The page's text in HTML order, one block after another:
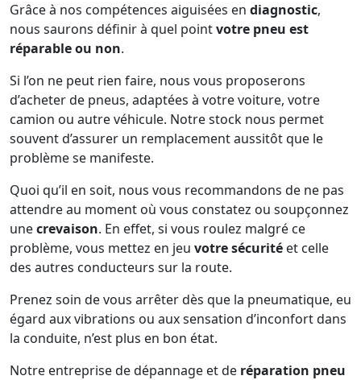
Grâce à nos compétences aiguisées en diagnostic,
nous saurons définir à quel pointvotre pneu est
réparable ou non.
Si l’on ne peut rien faire, nous vous proposerons
d’acheter de pneus, adaptées à votre voiture, votre
camion ou autre véhicule. Notre stock nous permet
souvent d’assurer un remplacement aussitôt que le
problème se manifeste.
Quoi qu’il en soit, nous vous recommandons de ne pas
attendre au moment où vous constatez ou soupçonnez
unecrevaison. En effet, si vous roulez malgré ce
problème, vous mettez en jeu votre sécurité et celle
des autres conducteurs sur la route.
Prenez soin de vous arrêter dès que la pneumatique, eu
égard aux vibrations ou aux sensation d’inconfort dans
la conduite, n’est plus en bon état.
Notre entreprise de dépannage et de réparation pneu